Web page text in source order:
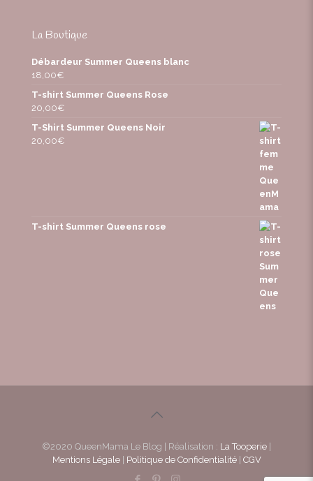
La Boutique
Débardeur Summer Queens blanc
18,00€
T-shirt Summer Queens Rose
20,00€
T-Shirt Summer Queens Noir
20,00€
T-shirt Summer Queens rose
©2020 QueenMama Le Blog | Réalisation : La Tooperie |
Mentions Légale| Politique de Confidentialité| CGV